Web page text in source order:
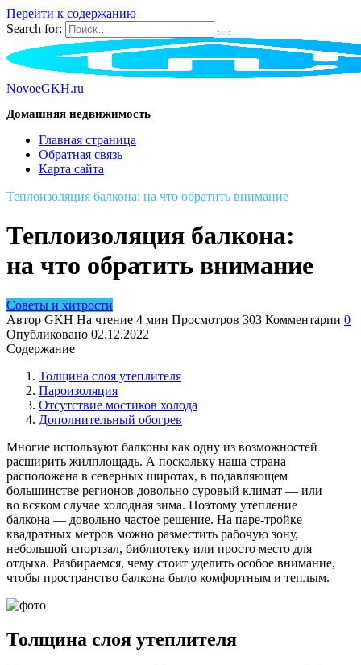
Перейти к содержанию
Search for:
NovoeGKH.ru
Домашняя недвижимость
Главная страница
Обратная связь
Карта сайта
Теплоизоляция балкона: на что обратить внимание
Теплоизоляция балкона:
на что обратить внимание
Советы и хитрости
Автор GKH На чтение 4 мин Просмотров 303 Комментарии 0
Опубликовано 02.12.2022
Содержание
Толщина слоя утеплителя
Пароизоляция
Отсутствие мостиков холода
Дополнительный обогрев
Многие используют балконы как одну из возможностей
расширить жилплощадь. А поскольку наша страна
расположена в северных широтах, в подавляющем
большинстве регионов довольно суровый климат — или
во всяком случае холодная зима. Поэтому утепление
балкона — довольно частое решение. На паре-тройке
квадратных метров можно разместить рабочую зону,
небольшой спортзал, библиотеку или просто место для
отдыха. Разбираемся, чему стоит уделить особое внимание,
чтобы пространство балкона было комфортным и теплым.
Толщина слоя утеплителя